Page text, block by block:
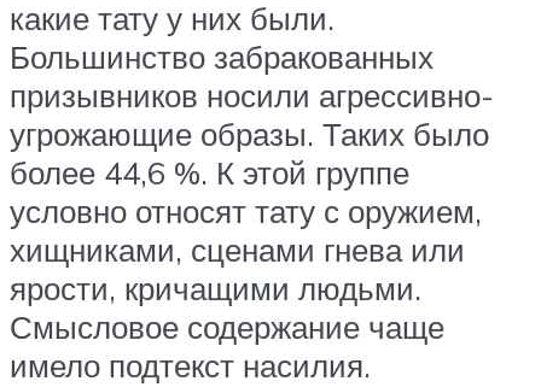
какие тату у них были.
Большинство забракованных
призывников носили агрессивно-
угрожающие образы. Таких было
более 44,6 %. К этой группе
условно относят тату с оружием,
хищниками, сценами гнева или
ярости, кричащими людьми.
Смысловое содержание чаще
имело подтекст насилия.